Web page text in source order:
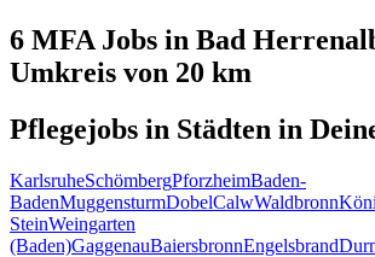
6 MFA Jobs in Bad
Umkreis von 20 km
Pflegejobs in Städten in
KarlsruheSchömbergPforzheimBaden-
BadenMuggensturmDobelCalwWaldbronn
SteinWeingarten
(Baden)GaggenauBaiersbronnEngelsbrand